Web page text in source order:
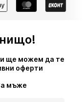
ще можем да те
оферти
мъже